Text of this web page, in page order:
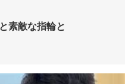
素敵な指輪と